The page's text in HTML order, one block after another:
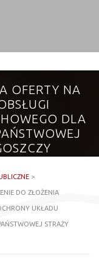
OFERTY NA
DLA
>
DO ZŁOŻENIA
UKŁADU
STRAŻY